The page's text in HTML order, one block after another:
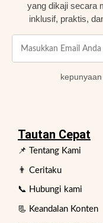
yang dikaji secara
inklusif, praktis,
kepunyaan
Tautan Cepat
📌 Tentang Kami
👨 Ceritaku
📞 Hubungi kami
📃 Keandalan Konten